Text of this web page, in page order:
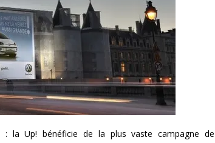
: la Up! bénéficie de la plus vaste campagne de